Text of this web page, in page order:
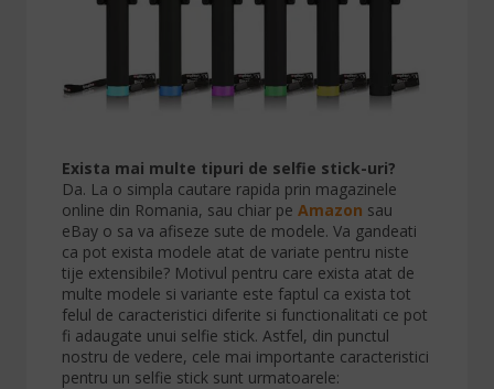
Exista mai multe tipuri de selfie stick-uri?
Da. La o simpla cautare rapida prin magazinele
online din Romania, sau chiar pe Amazon sau
eBay o sa va afiseze sute de modele. Va gandeati
ca pot exista modele atat de variate pentru niste
tije extensibile? Motivul pentru care exista atat de
multe modele si variante este faptul ca exista tot
felul de caracteristici diferite si functionalitati ce pot
fi adaugate unui selfie stick. Astfel, din punctul
nostru de vedere, cele mai importante caracteristici
pentru un selfie stick sunt urmatoarele: